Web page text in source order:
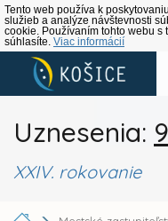
Tento web používa k poskytovaniu
služieb a analýze návštevnosti
cookie. Používaním tohto webu s
súhlasíte. Viac informácií
Uznesenia:
XXIV. rokovanie